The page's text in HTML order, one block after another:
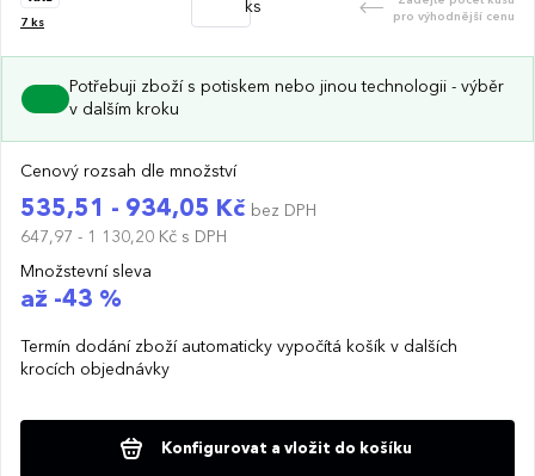
7 ks
ks
pro výhodnější cenu
Potřebuji zboží s potiskem nebo jinou technologii - výběr
v dalším kroku
Cenový rozsah dle množství
535,51 - 934,05 Kč bez DPH
647,97 - 1 130,20 Kč s DPH
Množstevní sleva
až -43 %
Termín dodání zboží automaticky vypočítá košík v dalších
krocích objednávky
Konfigurovat a vložit do košíku